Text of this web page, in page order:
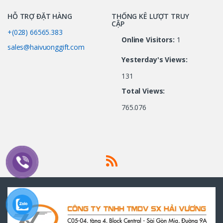
HỖ TRỢ ĐẶT HÀNG
+(028) 66565.383
sales@haivuonggift.com
THỐNG KÊ LƯỢT TRUY
CẬP
Online Visitors: 1
Yesterday's Views:
131
Total Views:
765.076